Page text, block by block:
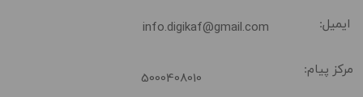
info.digikaf@gmail.com ایمیل:
مرکز پیام: 5000408010